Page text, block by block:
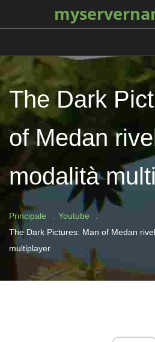
The Dark
of Medan
modalità
Principale
Youtube
The Dark Pictures: Man of Medan
multiplayer